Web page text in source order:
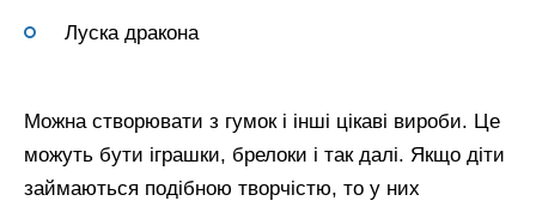
Луска дракона
Можна створювати з гумок і інші цікаві вироби. Це
можуть бути іграшки, брелоки і так далі. Якщо діти
займаються подібною творчістю, то у них